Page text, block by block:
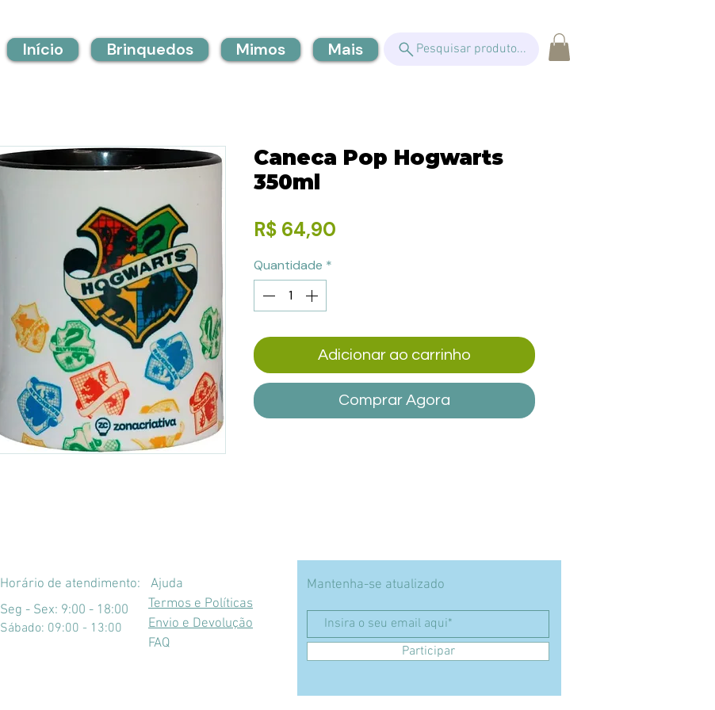
Início Brinquedos Mimos Mais Pesquisar produto...
Caneca Pop Hogwarts
350ml
R$ 64,90
Quantidade *
Adicionar ao carrinho
Comprar Agora
Horário de atendimento:
Ajuda
Seg - Sex: 9:00 - 18:00
​​Sábado: 09:00 - 13:00
Termos e Políticas
Envio e Devolução
FAQ
Mantenha-se atualizado
Participar